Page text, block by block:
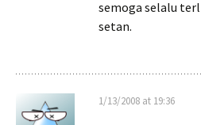
semoga selalu
setan.
1/13/2008 at 19:36